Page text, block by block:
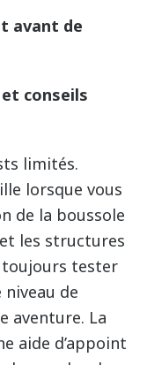
avant de
conseils
limités.
lorsque vous
de la boussole
les structures
toujours tester
de
aventure. La
aide d’appoint